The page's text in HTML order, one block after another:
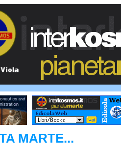
MARTE...